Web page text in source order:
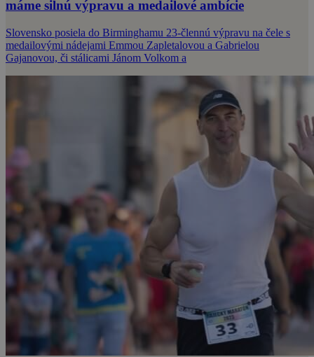
máme silnú výpravu a medailové ambície
Slovensko posiela do Birminghamu 23-člennú výpravu na čele s
medailovými nádejami Emmou Zapletalovou a Gabrielou
Gajanovou, či stálicami Jánom Volkom a